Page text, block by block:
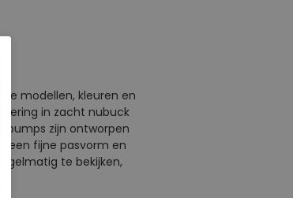
modellen, kleuren en
in zacht nubuck
pumps zijn ontworpen
een fijne pasvorm en
te bekijken,